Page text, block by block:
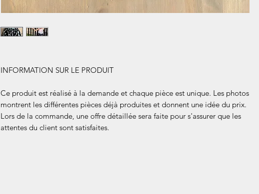
INFORMATION SUR LE PRODUIT
Ce produit est réalisé à la demande et chaque pièce est unique. Les photos
montrent les différentes pièces déjà produites et donnent une idée du prix.
Lors de la commande, une offre détaillée sera faite pour s'assurer que les
attentes du client sont satisfaites.